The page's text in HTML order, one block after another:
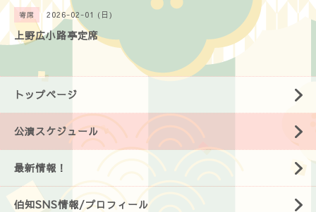
寄席 2026-02-01 (日)
上野広小路亭定席
トップページ
公演スケジュール
最新情報！
伯知SNS情報/プロフィール